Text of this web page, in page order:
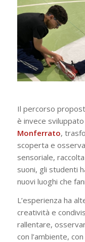
Il percorso
è invece sviluppato
Monferrato,
scoperta e
sensoriale,
suoni, gli studenti
nuovi luoghi che
L’esperienza ha
creatività e
rallentare,
con l’ambiente,